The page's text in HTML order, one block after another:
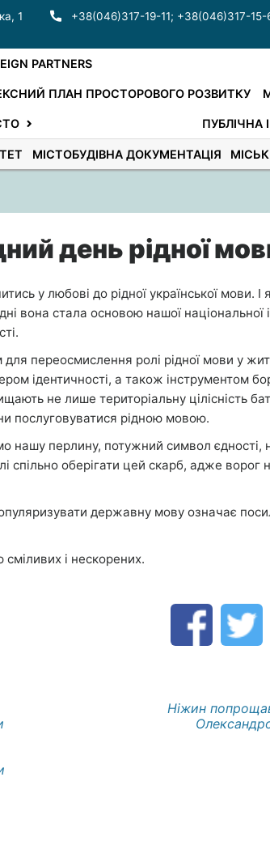
1 +38(046)317-19-11; +38(046)317-15-
PARTNERS
ПЛАН ПРОСТОРОВОГО РОЗВИТКУ
ПУБЛІЧНА
МІСТОБУДІВНА ДОКУМЕНТАЦІЯ
день рідної
у любові до рідної української мови.
вона стала основою нашої національної
переосмислення ролі рідної мови у
ідентичності, а також інструментом
не лише територіальну цілісність
послуговуватися рідною мовою.
перлину, потужний символ єдності,
спільно оберігати цей скарб, адже
державну мову означає
і нескорених.
Ніжин